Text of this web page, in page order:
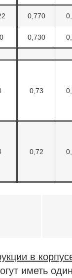
0,770
0,730
0,73
0,72
в